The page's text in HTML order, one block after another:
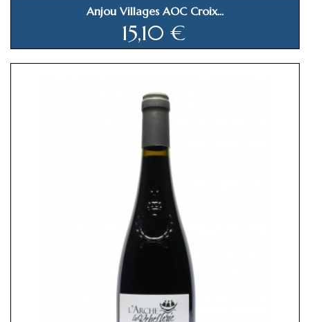
Anjou Villages AOC Croix...
Prix
15,10 €